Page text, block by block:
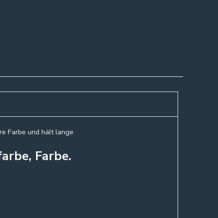
Farbe und hält lange
Farbe.